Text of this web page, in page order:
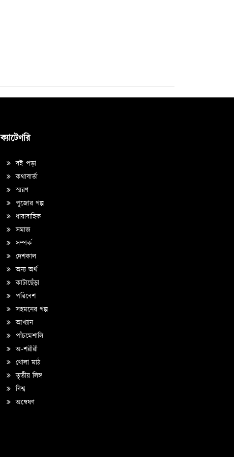
ক্যাটেগরি
বই পড়া
কথাবার্তা
স্মরণ
পুজোর গল্প
ধারাবাহিক
সমাজ
সম্পর্ক
দেশকাল
অন্য অর্থ
কাটাছেঁড়া
পরিবেশ
সহমনের গল্প
আখ্যান
পাঁচমেশালি
অ-শরীরী
খোলা মাঠ
তৃতীয় লিঙ্গ
বিশ্ব
অন্বেষণ